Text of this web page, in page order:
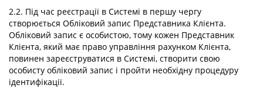
2.2. Під час реєстрації в Системі в першу чергу
створюється Обліковий запис Представника Клієнта.
Обліковий запис є особистою, тому кожен Представник
Клієнта, який має право управління рахунком Клієнта,
повинен зареєструватися в Системі, створити свою
особисту обліковий запис і пройти необхідну процедуру
ідентифікації.